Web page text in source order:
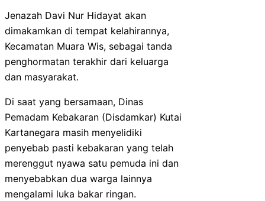
Jenazah Davi Nur Hidayat akan
dimakamkan di tempat kelahirannya,
Kecamatan Muara Wis, sebagai tanda
penghormatan terakhir dari keluarga
dan masyarakat.
Di saat yang bersamaan, Dinas
Pemadam Kebakaran (Disdamkar) Kutai
Kartanegara masih menyelidiki
penyebab pasti kebakaran yang telah
merenggut nyawa satu pemuda ini dan
menyebabkan dua warga lainnya
mengalami luka bakar ringan.